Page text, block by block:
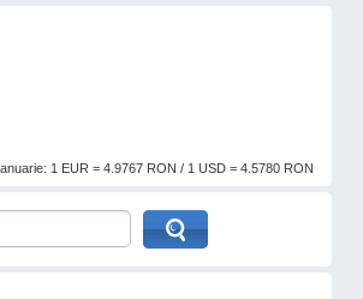
1 EUR = 4.9767 RON / 1 USD = 4.5780 RON